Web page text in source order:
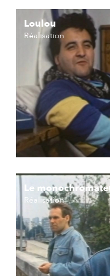
Loulou
Réalisation
Le
Réalisation